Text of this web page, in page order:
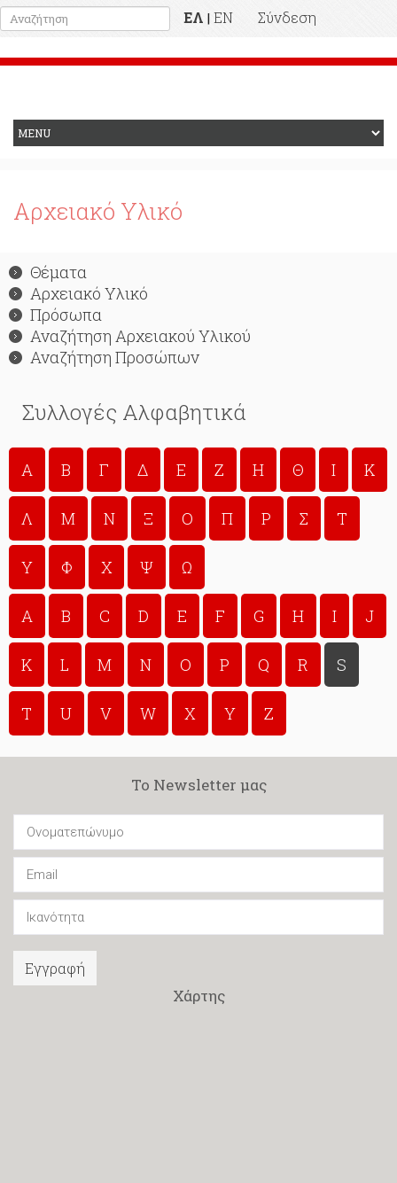
ΕΛ | EN
Σύνδεση
Αρχειακό Υλικό
Θέματα
Αρχειακό Υλικό
Πρόσωπα
Αναζήτηση Αρχειακού Υλικού
Αναζήτηση Προσώπων
Συλλογές Αλφαβητικά
A Β Γ Δ Ε Ζ Η Θ Ι Κ
Λ Μ Ν Ξ Ο Π Ρ Σ Τ
Υ Φ Χ Ψ Ω
A B C D E F G H I J
K L M N O P Q R S
T U V W X Y Z
Το Newsletter μας
Εγγραφή
Χάρτης